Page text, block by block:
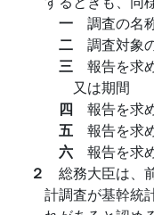
一 調査の名
二 調査対象
三 報告を求
又は期間
四 報告を求
五 報告を求
六 報告を求
２ 総務大臣は、
計調査が基幹統